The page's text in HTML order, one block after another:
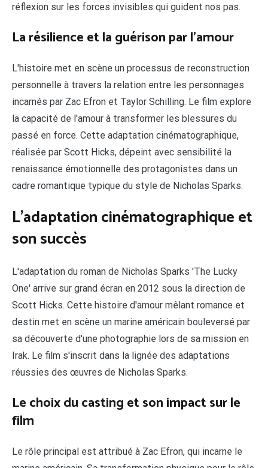
réflexion sur les forces invisibles qui guident nos pas.
La résilience et la guérison par l'amour
L'histoire met en scène un processus de reconstruction
personnelle à travers la relation entre les personnages
incarnés par Zac Efron et Taylor Schilling. Le film explore
la capacité de l'amour à transformer les blessures du
passé en force. Cette adaptation cinématographique,
réalisée par Scott Hicks, dépeint avec sensibilité la
renaissance émotionnelle des protagonistes dans un
cadre romantique typique du style de Nicholas Sparks.
L'adaptation cinématographique et
son succès
L'adaptation du roman de Nicholas Sparks 'The Lucky
One' arrive sur grand écran en 2012 sous la direction de
Scott Hicks. Cette histoire d'amour mêlant romance et
destin met en scène un marine américain bouleversé par
sa découverte d'une photographie lors de sa mission en
Irak. Le film s'inscrit dans la lignée des adaptations
réussies des œuvres de Nicholas Sparks.
Le choix du casting et son impact sur le
film
Le rôle principal est attribué à Zac Efron, qui incarne le